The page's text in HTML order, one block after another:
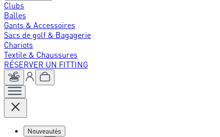
Clubs
Balles
Gants & Accessoires
Sacs de golf & Bagagerie
Chariots
Textile & Chaussures
RÉSERVER UN FITTING
Nouveautés